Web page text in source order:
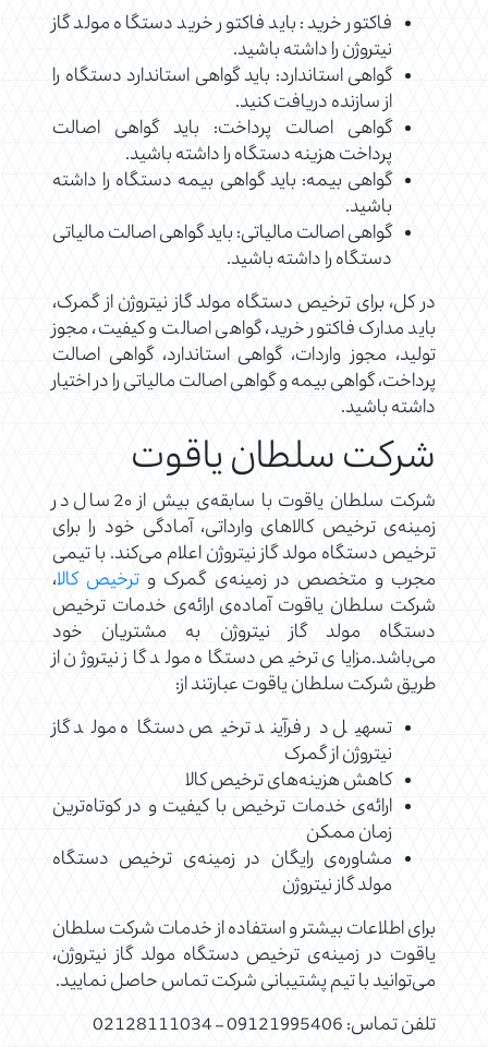
فاکتور خرید: باید فاکتور خرید دستگاه مولد گاز
نیتروژن را داشته باشید.
گواهی استاندارد: باید گواهی استاندارد دستگاه را
از سازنده دریافت کنید.
گواهی اصالت پرداخت: باید گواهی اصالت
پرداخت هزینه دستگاه را داشته باشید.
گواهی بیمه: باید گواهی بیمه دستگاه را داشته
باشید.
گواهی اصالت مالیاتی: باید گواهی اصالت مالیاتی
دستگاه را داشته باشید.
در کل، برای ترخیص دستگاه مولد گاز نیتروژن از گمرک،
باید مدارک فاکتور خرید، گواهی اصالت و کیفیت، مجوز
تولید، مجوز واردات، گواهی استاندارد، گواهی اصالت
پرداخت، گواهی بیمه و گواهی اصالت مالیاتی را در اختیار
داشته باشید.
شرکت سلطان یاقوت
شرکت سلطان یاقوت با سابقه‌ی بیش از 2۰ سال در
زمینه‌ی ترخیص کالاهای وارداتی، آمادگی خود را برای
ترخیص دستگاه مولد گاز نیتروژن اعلام می‌کند. با تیمی
مجرب و متخصص در زمینه‌ی گمرک و ترخیص کالا،
شرکت سلطان یاقوت آماده‌ی ارائه‌ی خدمات ترخیص
دستگاه مولد گاز نیتروژن به مشتریان خود
می‌باشد.مزایای ترخیص دستگاه مولد گاز نیتروژن از
طریق شرکت سلطان یاقوت عبارتند از:
تسهیل در فرآیند ترخیص دستگاه مولد گاز
نیتروژن از گمرک
کاهش هزینه‌های ترخیص کالا
ارائه‌ی خدمات ترخیص با کیفیت و در کوتاه‌ترین
زمان ممکن
مشاوره‌ی رایگان در زمینه‌ی ترخیص دستگاه
مولد گاز نیتروژن
برای اطلاعات بیشتر و استفاده از خدمات شرکت سلطان
یاقوت در زمینه‌ی ترخیص دستگاه مولد گاز نیتروژن،
می‌توانید با تیم پشتیبانی شرکت تماس حاصل نمایید.
تلفن تماس: 09121995406 – 02128111034